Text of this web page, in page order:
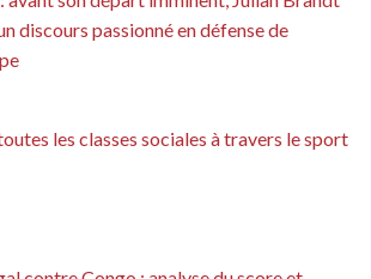
discours passionné en défense de
les classes sociales à travers le sport